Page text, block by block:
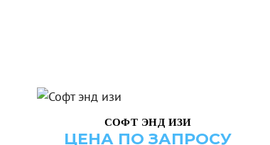
ДОБАВИТЬ В КОРЗИНУ
СОФТ ЭНД ИЗИ
ЦЕНА ПО ЗАПРОСУ